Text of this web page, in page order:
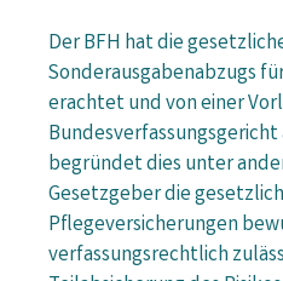
Der BFH hat die
Sonderausgabenabzugs
erachtet und von einer
Bundesverfassungsgericht
begründet dies unter
Gesetzgeber die
Pflegeversicherungen
verfassungsrechtlich